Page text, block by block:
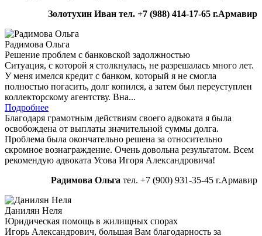
Золотухин Иван тел. +7 (988) 414-17-65 г.Армавир
Радимова Ольга
Решение проблем с банковской задолжностью
Ситуация, с которой я столкнулась, не разрешалась много лет.
У меня имелся кредит с банком, который я не смогла
полностью погасить, долг копился, а затем был переуступлен
коллекторскому агентству. Вна...
Подробнее
Благодаря грамотным действиям своего адвоката я была
освобождена от выплаты значительной суммы долга.
Проблема была окончательно решена за относительно
скромное вознаграждение. Очень довольна результатом. Всем
рекомендую адвоката Усова Игоря Александровича!
Радимова Ольга тел. +7 (900) 931-35-45 г.Армавир
Данилян Неля
Юридическая помощь в жилищных спорах
Игорь Александрович, большая Вам благодарность за